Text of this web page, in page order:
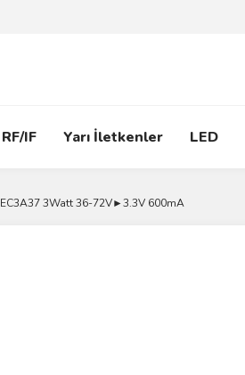
RF/IF Yarı İletkenler LED
EC3A37 3Watt 36-72V►3.3V 600mA